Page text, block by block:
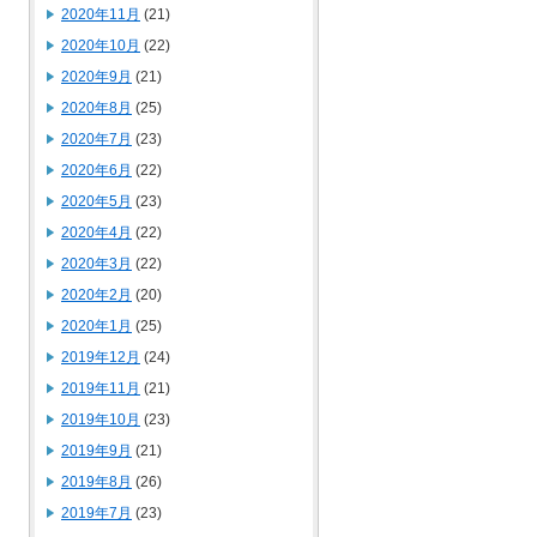
2020年11月 (21)
2020年10月 (22)
2020年9月 (21)
2020年8月 (25)
2020年7月 (23)
2020年6月 (22)
2020年5月 (23)
2020年4月 (22)
2020年3月 (22)
2020年2月 (20)
2020年1月 (25)
2019年12月 (24)
2019年11月 (21)
2019年10月 (23)
2019年9月 (21)
2019年8月 (26)
2019年7月 (23)